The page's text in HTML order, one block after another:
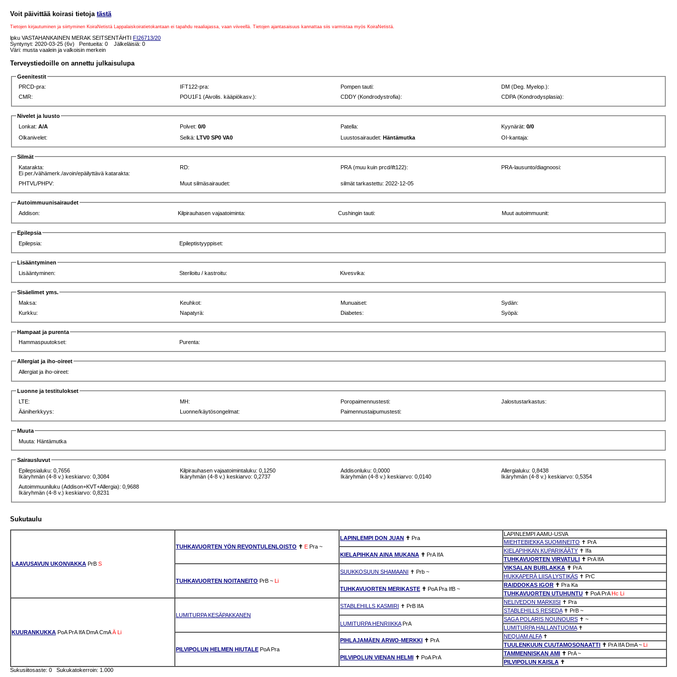
Voit päivittää koirasi tietoja tästä
Tietojen kirjautuminen ja siirtyminen KoiraNetistä Lappalaiskoiratietokantaan ei tapahdu reaaliajassa, vaan viiveellä. Tietojen ajantasaisuus kannattaa siis varmistaa myös KoiraNetistä.
lpku VASTAHANKAINEN MERAK SEITSENTÄHTI FI26713/20
Syntynyt: 2020-03-25 (6v) Pentueita: 0 Jälkeläisiä: 0
Väri: musta vaalein ja valkoisin merkein
Terveystiedoille on annettu julkaisulupa
Geenitestit
PRCD-pra:
IFT122-pra: Pompen tauti:
DM (Deg. Myelop.):
CMR:
POU1F1 (Aivolis. kääpiökasv.): CDDY (Kondrodystrofia): CDPA (Kondrodysplasia):
Nivelet ja luusto
Lonkat:A/A Polvet:0/0 Patella: Kyynärät:0/0
Olkanivelet:
Selkä:LTV0 SP0 VA0 Luustosairaudet:Häntämutka OI-kantaja:
Silmät
Katarakta:
Ei per./vähämerk./avoin/epäilyttävä katarakta:
RD: PRA (muu kuin prcd/ift122): PRA-lausunto/diagnoosi:
PHTVL/PHPV: Muut silmäsairaudet: silmät tarkastettu: 2022-12-05
Autoimmuunisairaudet
Addison:
Kilpirauhasen vajaatoiminta: Cushingin tauti: Muut autoimmuunit:
Epilepsia
Epilepsia:
Epileptistyyppiset:
Lisääntyminen
Lisääntyminen:
Steriloitu / kastroitu: Kivesvika:
Sisäelimet yms.
Maksa:
Keuhkot: Munuaiset:
Sydän:
Kurkku:
Napatyrä: Diabetes: Syöpä:
Hampaat ja purenta
Hammaspuutokset:
Purenta:
Allergiat ja iho-oireet
Allergiat ja iho-oireet:
Luonne ja testitulokset
LTE:
MH: Poropaimennustesti:
Jalostustarkastus:
Ääniherkkyys:
Luonne/käytösongelmat: Paimennustaipumustesti:
Muuta
Muuta: Häntämutka
Sairausluvut
Epilepsialuku: 0,7656
Ikäryhmän (4-8 v.) keskiarvo: 0,3084
Kilpirauhasen vajaatoimintaluku: 0,1250
Ikäryhmän (4-8 v.) keskiarvo: 0,2737
Addisonluku: 0,0000
Ikäryhmän (4-8 v.) keskiarvo: 0,0140
Allergialuku: 0,8438
Ikäryhmän (4-8 v.) keskiarvo: 0,5354
Autoimmuuniluku (Addison+KVT+Allergia): 0,9688
Ikäryhmän (4-8 v.) keskiarvo: 0,8231
Sukutaulu
LAAVUSAVUN UKONVAKKA PrB S
TUHKAVUORTEN YÖN REVONTULENLOISTO ✝ E Pra ~
LAPINLEMPI DON JUAN ✝ Pra
LAPINLEMPI AAMU-USVA
MIEHTEBIEKKA SUOMINEITO ✝ PrA
KIELAPIHKAN AINA MUKANA ✝ PrA IfA
KIELAPIHKAN KUPARIKÄÄTY ✝ Ifa
TUHKAVUORTEN VIRVATULI ✝ PrA IfA
TUHKAVUORTEN NOITANEITO PrB ~ Li
SUUKKOSUUN SHAMAANI ✝ Prb ~
VIKSALAN BURLAKKA ✝ PrA
HUKKAPERÄ LIISA LYSTIKÄS ✝ PrC
TUHKAVUORTEN MERIKASTE ✝ PoA Pra IfB ~
RAIDDOKAS IGOR ✝ Pra Ka
TUHKAVUORTEN UTUHUNTU ✝ PoA PrA Hc Li
KUURANKUKKA PoA PrA IfA DmA CmA Ä Li
LUMITURPA KESÄPAKKANEN
STABLEHILLS KASMIRI ✝ PrB IfA
NELIVEDON MARKIISI ✝ Pra
STABLEHILLS RESEDA✝ PrB ~
LUMITURPA HENRIIKKA PrA
SAGA POLARIS NOUNOURS ✝ ~
LUMITURPA HALLANTUOMA✝
PILVIPOLUN HELMEN HIUTALE PoA Pra
PIHLAJAMÄEN ARWO-MERKKI ✝ PrA
NEQUAM ALFA✝
TUULENKUUN CUUTAMOSONAATTI ✝ PrA IfA DmA ~ Li
PILVIPOLUN VIENAN HELMI ✝ PoA PrA
TAMMENNISKAN AMI ✝ PrA ~
PILVIPOLUN KAISLA ✝
Sukusiitosaste: 0 Sukukatokerroin: 1.000